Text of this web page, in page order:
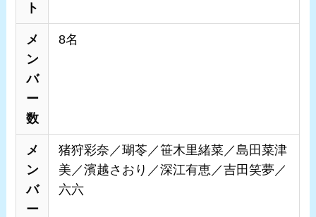
ト
メ
ン
バ
ー
数
8名
メ
ン
バ
ー
猪狩彩奈／瑚苓／笹木里緒菜／島田菜津
美／濱越さおり／深江有恵／吉田笑夢／
六六